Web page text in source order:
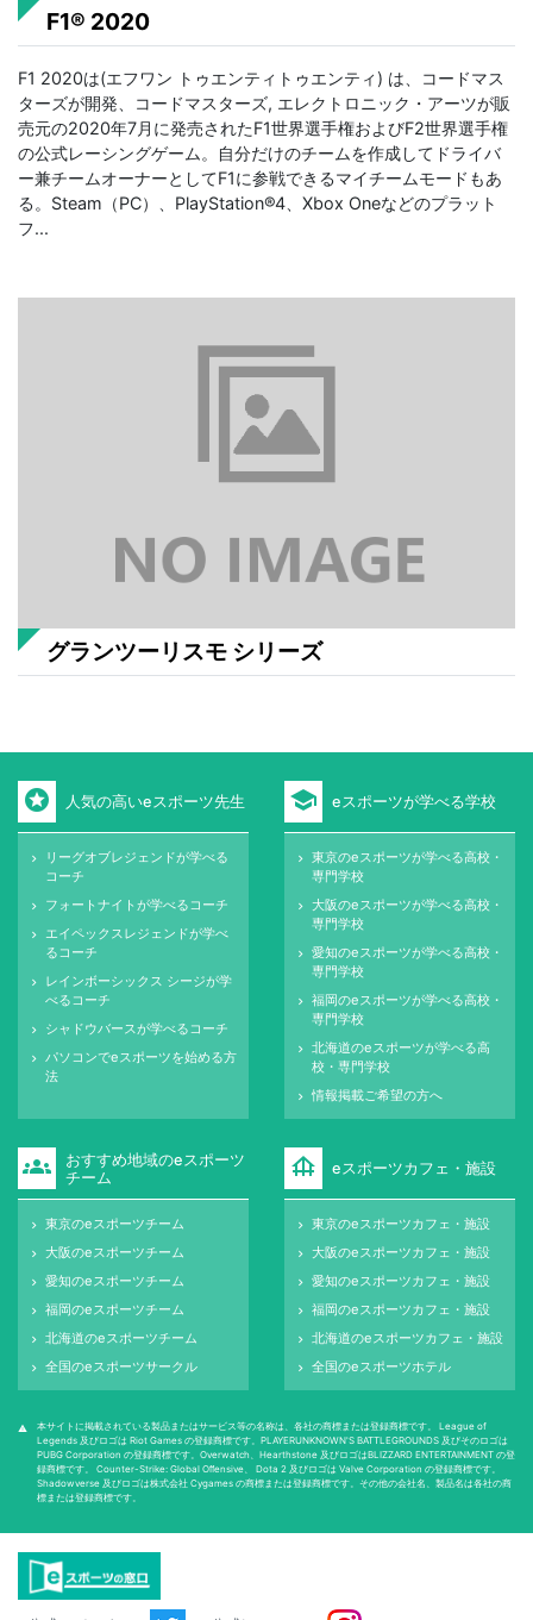
F1® 2020
F1 2020は(エフワン トゥエンティトゥエンティ) は、コードマス
ターズが開発、コードマスターズ, エレクトロニック・アーツが販
売元の2020年7月に発売されたF1世界選手権およびF2世界選手権
の公式レーシングゲーム。自分だけのチームを作成してドライバ
ー兼チームオーナーとしてF1に参戦できるマイチームモードもあ
る。Steam（PC）、PlayStation®4、Xbox Oneなどのプラット
フ...
グランツーリスモ シリーズ
stars 人気の高いeスポーツ先生
keyboard_arrow_right
リーグオブレジェンドが学べる
コーチ
keyboard_arrow_right フォートナイトが学べるコーチ
keyboard_arrow_right
エイペックスレジェンドが学べ
るコーチ
keyboard_arrow_right
レインボーシックス シージが学
べるコーチ
keyboard_arrow_right シャドウバースが学べるコーチ
keyboard_arrow_right
パソコンでeスポーツを始める方
法
school eスポーツが学べる学校
keyboard_arrow_right
東京のeスポーツが学べる高校・
専門学校
keyboard_arrow_right
大阪のeスポーツが学べる高校・
専門学校
keyboard_arrow_right
愛知のeスポーツが学べる高校・
専門学校
keyboard_arrow_right
福岡のeスポーツが学べる高校・
専門学校
keyboard_arrow_right
北海道のeスポーツが学べる高
校・専門学校
keyboard_arrow_right 情報掲載ご希望の方へ
groups
おすすめ地域のeスポーツ
チーム
keyboard_arrow_right 東京のeスポーツチーム
keyboard_arrow_right 大阪のeスポーツチーム
keyboard_arrow_right 愛知のeスポーツチーム
keyboard_arrow_right 福岡のeスポーツチーム
keyboard_arrow_right 北海道のeスポーツチーム
keyboard_arrow_right 全国のeスポーツサークル
foundation eスポーツカフェ・施設
keyboard_arrow_right 東京のeスポーツカフェ・施設
keyboard_arrow_right 大阪のeスポーツカフェ・施設
keyboard_arrow_right 愛知のeスポーツカフェ・施設
keyboard_arrow_right 福岡のeスポーツカフェ・施設
keyboard_arrow_right 北海道のeスポーツカフェ・施設
keyboard_arrow_right 全国のeスポーツホテル
warning
本サイトに掲載されている製品またはサービス等の名称は、各社の商標または登録商標です。 League of
Legends 及びロゴは Riot Games の登録商標です。PLAYERUNKNOWN'S BATTLEGROUNDS 及びそのロゴは
PUBG Corporation の登録商標です。Overwatch、Hearthstone 及びロゴはBLIZZARD ENTERTAINMENT の登
録商標です。 Counter-Strike: Global Oﬀensive、 Dota 2 及びロゴは Valve Corporation の登録商標です。
Shadowverse 及びロゴは株式会社 Cygames の商標または登録商標です。その他の会社名、製品名は各社の商
標または登録商標です。